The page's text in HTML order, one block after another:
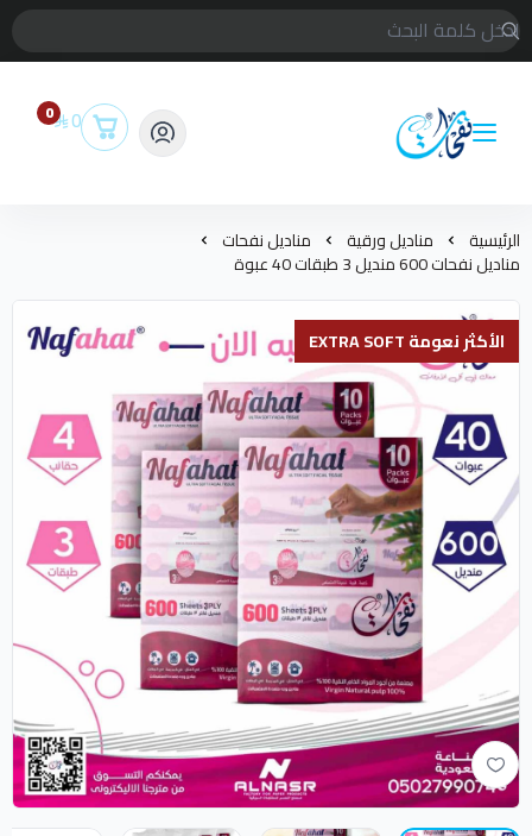
متجر مناديل نفحات
0 0
الرئيسية مناديل ورقية مناديل نفحات
مناديل نفحات 600 منديل 3 طبقات 40 عبوة
الأكثر نعومة EXTRA SOFT